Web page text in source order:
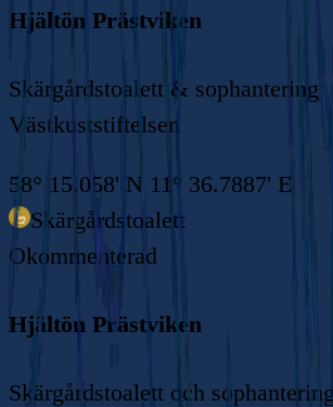
Hjältön Prästviken
Skärgårdstoalett & sophantering
Västkuststiftelsen
58° 15.058' N 11° 36.7887' E
Skärgårdstoalett
Okommenterad
Hjältön Prästviken
Skärgårdstoalett och sophantering